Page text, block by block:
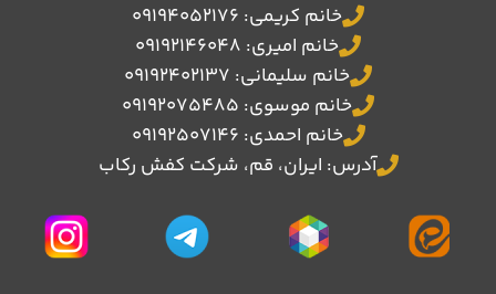
خانم کریمی: 09194052176
خانم امیری: 09192146048
خانم سلیمانی: 09192402137
خانم موسوی: 09192075485
خانم احمدی: 09192507146
آدرس: ایران، قم، شرکت کفش رکاب